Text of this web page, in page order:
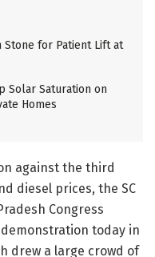
Stone for Patient Lift at
Solar Saturation on
Homes
against the third
diesel prices, the SC
Congress
today in
drew a large crowd of